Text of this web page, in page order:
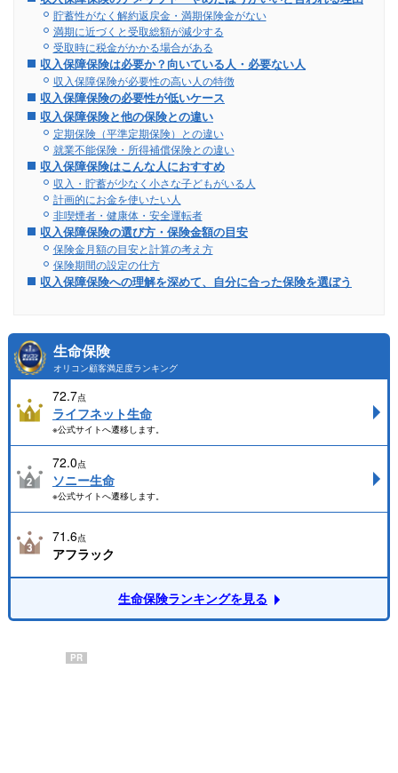
貯蓄性がなく解約返戻金・満期保険金がない
満期に近づくと受取総額が減少する
受取時に税金がかかる場合がある
収入保障保険は必要か？向いている人・必要ない人
収入保障保険が必要性の高い人の特徴
収入保障保険の必要性が低いケース
収入保障保険と他の保険との違い
定期保険（平準定期保険）との違い
就業不能保険・所得補償保険との違い
収入保障保険はこんな人におすすめ
収入・貯蓄が少なく小さな子どもがいる人
計画的にお金を使いたい人
非喫煙者・健康体・安全運転者
収入保障保険の選び方・保険金額の目安
保険金月額の目安と計算の考え方
保険期間の設定の仕方
収入保障保険への理解を深めて、自分に合った保険を選ぼう
生命保険
オリコン顧客満足度ランキング
72.7点
ライフネット生命
※公式サイトへ遷移します。
72.0点
ソニー生命
※公式サイトへ遷移します。
71.6点
アフラック
生命保険ランキングを見る
PR